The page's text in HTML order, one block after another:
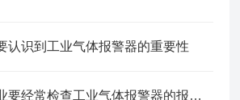
认识到工业气体报警器的重要性
危险石油化工企业要经常检查工业气体报警器的报警效果